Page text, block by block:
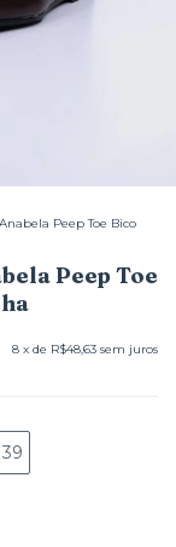
Peep Toe Bico
Peep Toe
8 x de R$48,63 sem juros
39